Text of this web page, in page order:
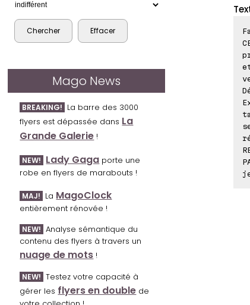
Mago News
BREAKING! La barre des 3000
flyers est dépassée dans La
Grande Galerie !
NEW! Lady Gaga porte une
robe en flyers de marabouts !
MAJ! La MagoClock
entièrement rénovée !
NEW! Analyse sémantique du
contenu des flyers à travers un
nuage de mots !
NEW! Testez votre capacité à
gérer les flyers en double de